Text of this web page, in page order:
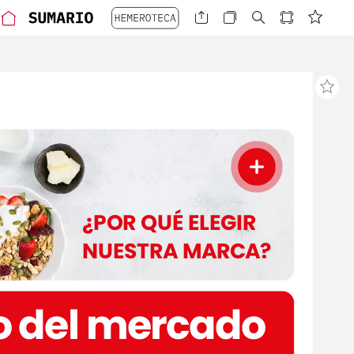
¿PORQUÉELEGIR
NUESTRAMARCA?
delmercado